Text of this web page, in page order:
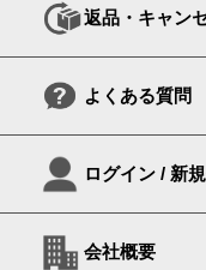
返品・キャン
よくある質問
ログイン / 新
会社概要